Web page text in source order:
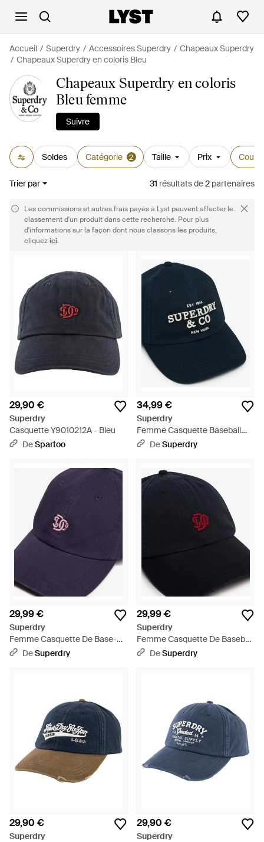
Accueil Superdry Accessoires Superdry
Chapeaux Superdry
Chapeaux Superdry en coloris Bleu
Chapeaux Superdry en coloris
Bleu femme
Suivre
Soldes Catégorie 2 Taille Prix
Trier par 31 résultatsde2 partenaires
Les commissions et autres frais payés à Lyst peuvent affecter le
classement d'un produit dans cette recherche. Pour plus
d'informations sur la façon dont nous classons les produits,
cliquezici.
29,90 €
Superdry
Casquette Y9010212A - Bleu
DeSpartoo
34,99 €
Superdry
Femme Casquette Baseball
Company Logo Classique Taille:
DeSuperdry
29,99 €
Superdry
Femme Casquette De Base-
Ball Brodée Sd Taille: 1Taille -
DeSuperdry
29,99 €
Superdry
Femme Casquette De Baseball
Sd Brodée Taille: 1Taille - Bleu
DeSuperdry
29,90 €
Superdry
29,90 €
Superdry